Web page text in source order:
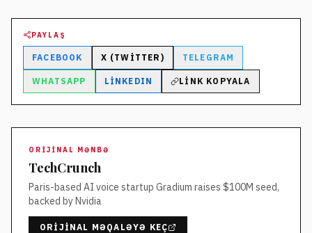
PAYLAŞ
FACEBOOK X (TWITTER) TELEGRAM
WHATSAPP LINKEDIN LINK KOPYALA
ORIJINAL MƏNBƏ
TechCrunch
Paris-based AI voice startup Gradium raises $100M seed,
backed by Nvidia
ORIJINAL MƏQALƏYƏ KEÇ